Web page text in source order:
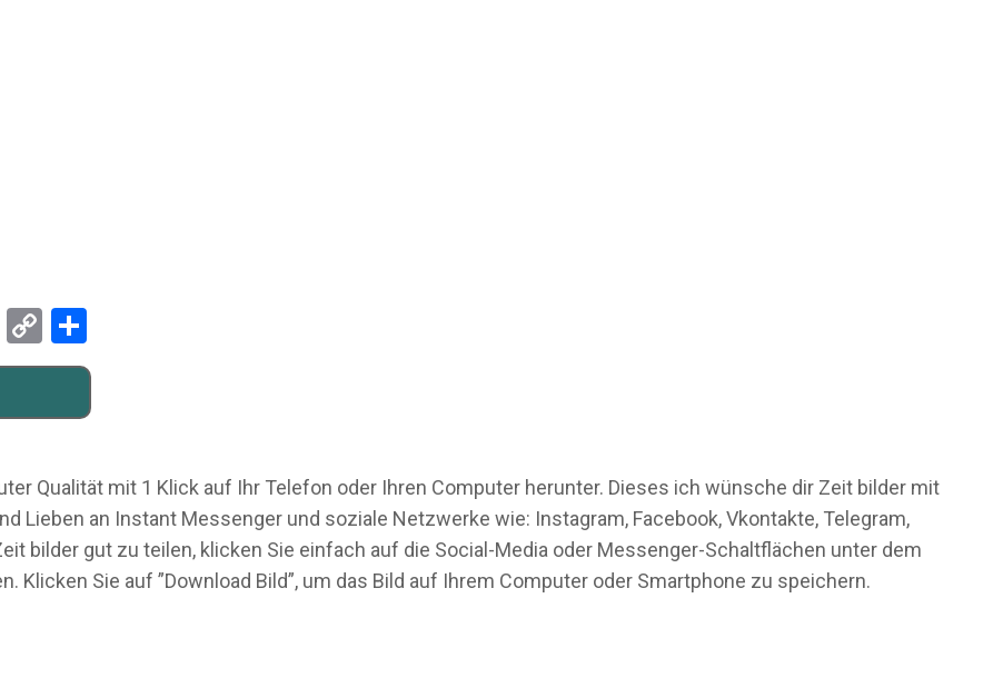
Pinterest
Copy
Link
Qualität mit 1 Klick auf Ihr Telefon oder Ihren Computer herunter. Dieses ich wünsche dir Zeit bilder mit
Lieben an Instant Messenger und soziale Netzwerke wie: Instagram, Facebook, Vkontakte, Telegram,
bilder gut zu teilen, klicken Sie einfach auf die Social-Media oder Messenger-Schaltflächen unter dem
Klicken Sie auf ”Download Bild”, um das Bild auf Ihrem Computer oder Smartphone zu speichern.